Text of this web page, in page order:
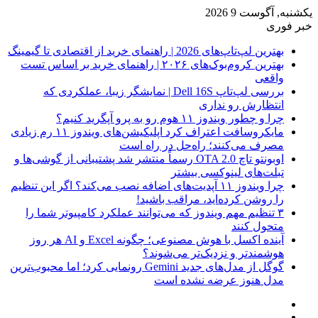
یکشنبه, آگوست 9 2026
خبر فوری
بهترین لپ‌تاپ‌های 2026 | راهنمای خرید از اقتصادی تا گیمینگ
بهترین کروم‌بوک‌های ۲۰۲۶ | راهنمای خرید بر اساس تست
واقعی
بررسی لپ‌تاپ Dell 16S | نمایشگر زیبا، عملکردی که
انتظارش رو نداری
چرا و چطور ویندوز ۱۱ هوم رو به پرو آپگرید کنیم؟
مایکروسافت اعتراف کرد اپلیکیشن‌های ویندوز ۱۱ رم زیادی
مصرف می‌کنند؛ راه‌حل در راه است
اوبونتو تاچ OTA 2.0 رسماً منتشر شد پشتیبانی از گوشی‌ها و
تبلت‌های لینوکسی بیشتر
چرا ویندوز ۱۱ آپدیت‌های اضافه نصب می‌کند؟ اگر این تنظیم
را روشن کرده‌اید، مراقب باشید!
۳ تنظیم مهم ویندوز که می‌توانند عملکرد کامپیوتر شما را
متحول کنند
آینده اکسل با هوش مصنوعی؛ چگونه Excel و AI هر روز
هوشمندتر و نزدیک‌تر می‌شوند؟
گوگل از مدل‌های جدید Gemini رونمایی کرد؛ اما محبوب‌ترین
مدل هنوز عرضه نشده است